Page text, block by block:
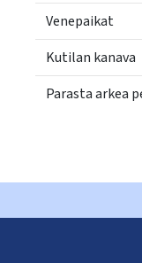
Venepaikat
Kutilan kanava
Parasta arkea